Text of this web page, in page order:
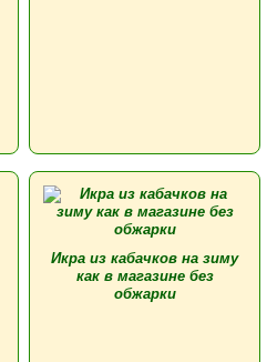
Икра из кабачков на зиму
как в магазине без
обжарки